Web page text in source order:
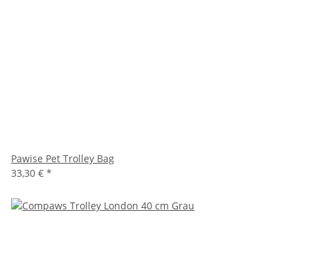
Pawise Pet Trolley Bag
33,30 € *